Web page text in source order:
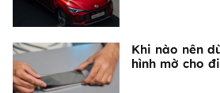
Khi nào nên
hình mờ cho